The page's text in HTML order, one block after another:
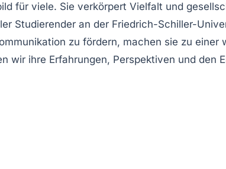
für viele. Sie verkörpert Vielfalt und
Studierender an der Friedrich-Schiller-
zu fördern, machen sie zu einer
wir ihre Erfahrungen, Perspektiven und den